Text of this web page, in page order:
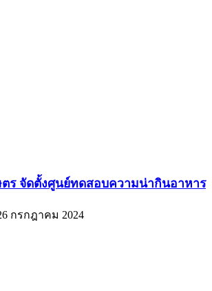
ร จัดตั้งศูนย์ทดสอบความน่ากินอาหาร
กรกฎาคม 2024